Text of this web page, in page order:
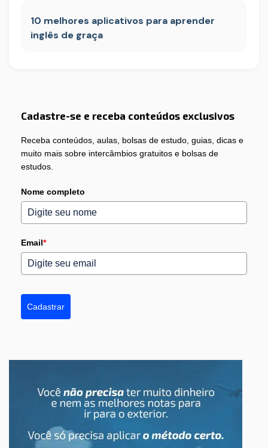
10 melhores aplicativos para aprender
inglês de graça
Cadastre-se e receba conteúdos exclusivos
Receba conteúdos, aulas, bolsas de estudo, guias, dicas e
muito mais sobre intercâmbios gratuitos e bolsas de
estudos.
Nome completo
Email*
Cadastrar